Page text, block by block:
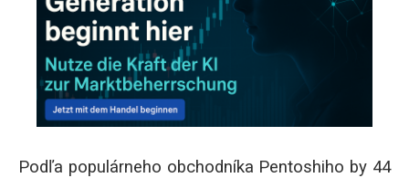
Podľa populárneho obchodníka Pentoshiho by 44